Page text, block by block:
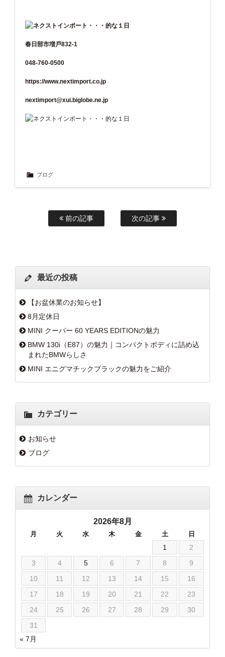
春日部市増戸832-1
048-760-0500
https://www.nextimport.co.jp
nextimport@xui.biglobe.ne.jp
ブログ
前の記事 次の記事
最近の投稿
【お盆休業のお知らせ】
8月定休日
MINI クーパー 60 YEARS EDITIONの魅力
BMW 130i（E87）の魅力｜コンパクトボディに詰め込
まれたBMWらしさ
MINI エニグマチックブラックの魅力をご紹介
カテゴリー
お知らせ
ブログ
カレンダー
2026年8月
月 火 水 木 金 土 日
1
2
3
4 5 6 7 8
9
10
11 12 13 14 15
16
17
18 19 20 21 22
23
24
25 26 27 28 29
30
31
« 7月